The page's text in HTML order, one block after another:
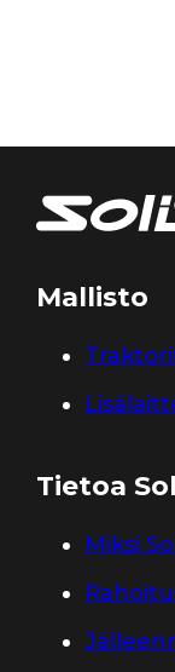
Mallisto
Tietoa
Miksi